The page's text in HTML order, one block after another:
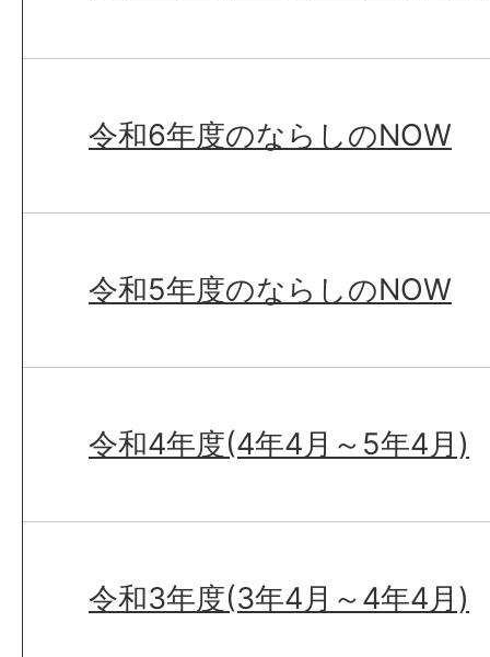
令和6年度のならしのNOW
令和5年度のならしのNOW
令和4年度(4年4月～5年4月)
令和3年度(3年4月～4年4月)